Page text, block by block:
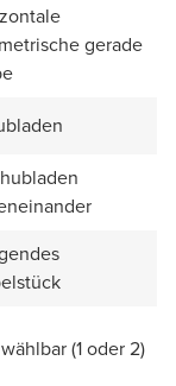
gerade
(1 oder 2)